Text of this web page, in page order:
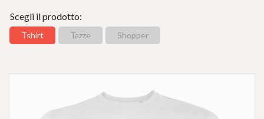
Scegli il prodotto:
Tshirt Tazze Shopper